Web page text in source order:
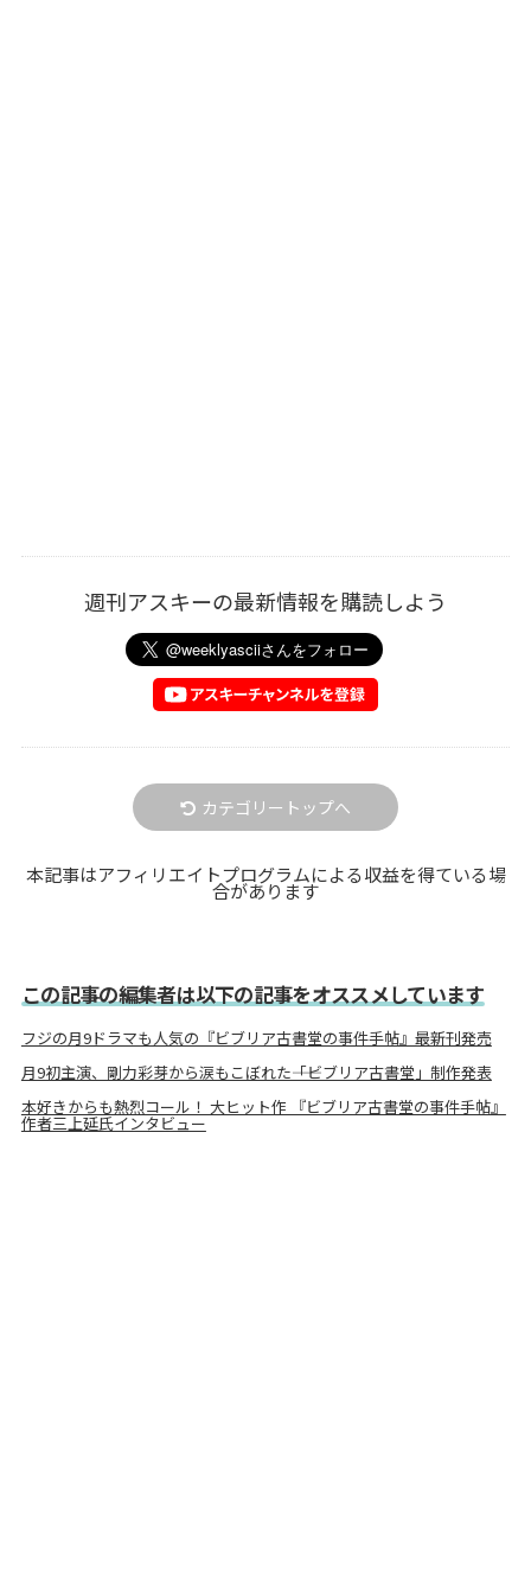
週刊アスキーの最新情報を購読しよう
カテゴリートップへ
本記事はアフィリエイトプログラムによる収益を得ている場
合があります
この記事の編集者は以下の記事をオススメしています
フジの月9ドラマも人気の『ビブリア古書堂の事件手帖』最新刊発売
月9初主演、剛力彩芽から涙もこぼれた――「ビブリア古書堂」制作発表
本好きからも熱烈コール！ 大ヒット作 『ビブリア古書堂の事件手帖』
作者三上延氏インタビュー